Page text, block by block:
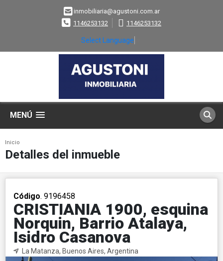
inmobiliaria@agustoni.com.ar
1146253132
1146253132
Select Language
MENÚ
Inicio
Detalles del inmueble
Código. 9196458
CRISTIANIA 1900, esquina
Norquin, Barrio Atalaya,
Isidro Casanova
La Matanza, Buenos Aires, Argentina